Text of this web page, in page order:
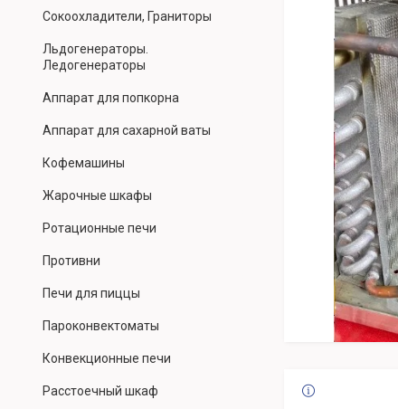
Сокоохладители, Граниторы
Льдогенераторы.
Ледогенераторы
Аппарат для попкорна
Аппарат для сахарной ваты
Кофемашины
Жарочные шкафы
Ротационные печи
Противни
Печи для пиццы
Пароконвектоматы
Конвекционные печи
Расстоечный шкаф